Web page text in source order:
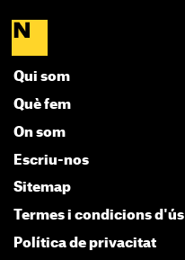
Qui som
Què fem
On som
Escriu-nos
Sitemap
Termes i condicions d'ús
Política de privacitat